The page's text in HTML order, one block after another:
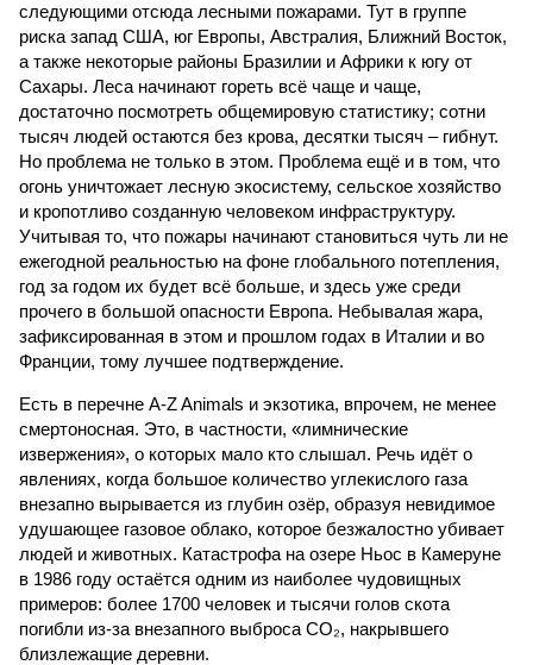
следующими отсюда лесными пожарами. Тут в группе
риска запад США, юг Европы, Австралия, Ближний Восток,
а также некоторые районы Бразилии и Африки к югу от
Сахары. Леса начинают гореть всё чаще и чаще,
достаточно посмотреть общемировую статистику; сотни
тысяч людей остаются без крова, десятки тысяч – гибнут.
Но проблема не только в этом. Проблема ещё и в том, что
огонь уничтожает лесную экосистему, сельское хозяйство
и кропотливо созданную человеком инфраструктуру.
Учитывая то, что пожары начинают становиться чуть ли не
ежегодной реальностью на фоне глобального потепления,
год за годом их будет всё больше, и здесь уже среди
прочего в большой опасности Европа. Небывалая жара,
зафиксированная в этом и прошлом годах в Италии и во
Франции, тому лучшее подтверждение.
Есть в перечне A-Z Animals и экзотика, впрочем, не менее
смертоносная. Это, в частности, «лимнические
извержения», о которых мало кто слышал. Речь идёт о
явлениях, когда большое количество углекислого газа
внезапно вырывается из глубин озёр, образуя невидимое
удушающее газовое облако, которое безжалостно убивает
людей и животных. Катастрофа на озере Ньос в Камеруне
в 1986 году остаётся одним из наиболее чудовищных
примеров: более 1700 человек и тысячи голов скота
погибли из-за внезапного выброса CO₂, накрывшего
близлежащие деревни.